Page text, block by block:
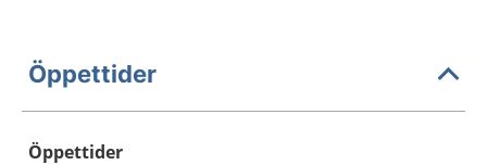
Öppettider
Öppettider